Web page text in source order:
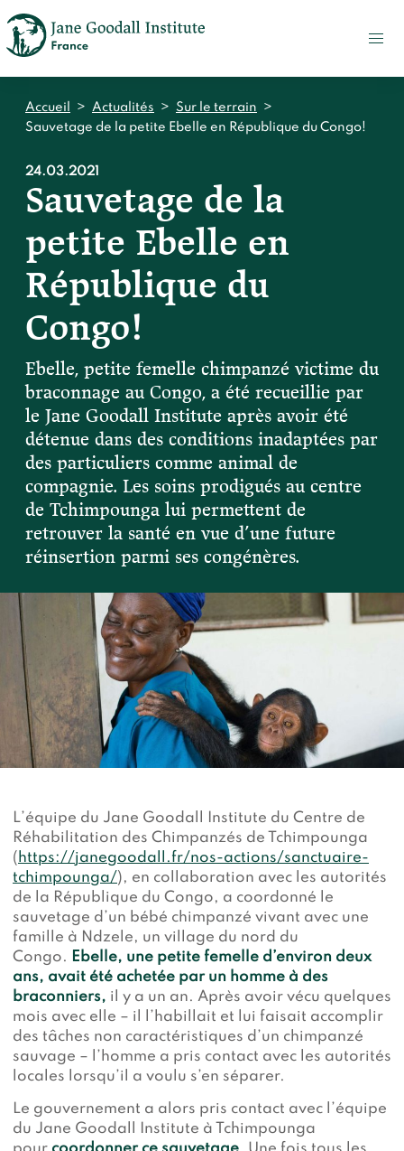
PRESSE
Qui sommes-nous ?
Accueil
Jane Goodall
Le Jane Goodall Institute France
Notre écosystème
Nos documents
Notre impact
Accueil
Nos actions sur le terrain en France
Nos actions sur le terrain en Afrique
Nos histoires
Accueil
Les histoires du docteur Jane
Témoignages du terrain
Vies de primates
Les héros du JGI France
S'engager
Accueil
Devenir membre du "Cercle des Amis de Jane"
Faire un don
Devenir Chimp Guardian
Agir avec Roots & Shoots
Devenir bénévole
UN
Accueil > Actualités > Sur le terrain
>
Sauvetage de la petite Ebelle en République du Congo!
24.03.2021
Sauvetage de la
petite Ebelle en
République du
Congo!
Ebelle, petite femelle chimpanzé victime du
braconnage au Congo, a été recueillie par
le Jane Goodall Institute après avoir été
détenue dans des conditions inadaptées par
des particuliers comme animal de
compagnie. Les soins prodigués au centre
de Tchimpounga lui permettent de
retrouver la santé en vue d’une future
réinsertion parmi ses congénères.
L’équipe du Jane Goodall Institute du Centre de
Réhabilitation des Chimpanzés de Tchimpounga
( https://janegoodall.fr/nos-actions/sanctuaire-
tchimpounga/), en collaboration avec les autorités
de la République du Congo, a coordonné le
sauvetage d’un bébé chimpanzé vivant avec une
famille à Ndzele, un village du nord du
Congo. Ebelle, une petite femelle d’environ deux
ans, avait été achetée par un homme à des
braconniers, il y a un an. Après avoir vécu quelques
mois avec elle – il l’habillait et lui faisait accomplir
des tâches non caractéristiques d’un chimpanzé
sauvage – l’homme a pris contact avec les autorités
locales lorsqu’il a voulu s’en séparer.
Le gouvernement a alors pris contact avec l’équipe
du Jane Goodall Institute à Tchimpounga